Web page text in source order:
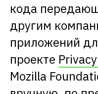
кода
другим
приложений
проекте
Mozilla